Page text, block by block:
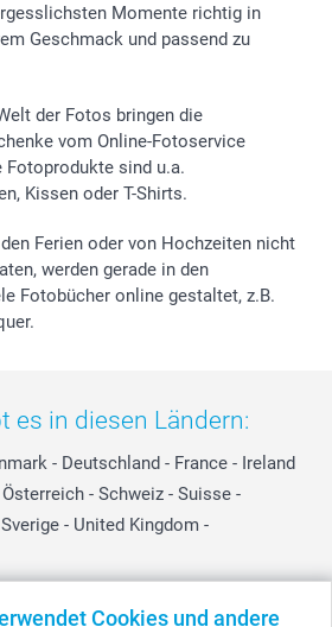
Cookies und andere
Momente richtig in
Geschmack und passend zu
der Fotos bringen die
vom Online-Fotoservice
sind u.a.
Kissen oder T-Shirts.
Ferien oder von Hochzeiten nicht
werden gerade in den
Fotobücher online gestaltet, z.B.
es in diesen Ländern:
- Deutschland - France - Ireland
Österreich - Schweiz - Suisse -
Sverige - United Kingdom -